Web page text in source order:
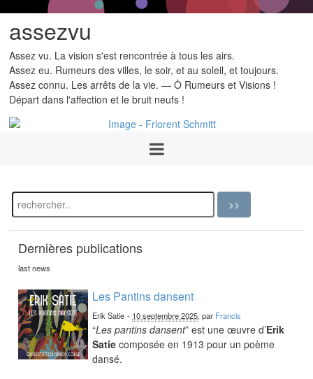
assezvu
Assez vu. La vision s'est rencontrée à tous les airs.
Assez eu. Rumeurs des villes, le soir, et au soleil, et toujours.
Assez connu. Les arrêts de la vie. — Ô Rumeurs et Visions !
Départ dans l'affection et le bruit neufs !
Dernières publications
last news
Les Pantins dansent
Erik Satie - 10 septembre 2025, par Francis
“Les pantins dansent” est une œuvre d’Erik
Satie composée en 1913 pour un poème
dansé.